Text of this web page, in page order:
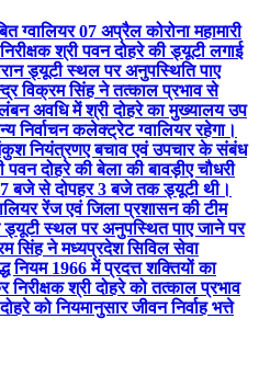
ग्वालियर 07 अप्रैल कोरोना महामारी
श्री पवन दोहरे की ड्यूटी लगाई
ड्यूटी स्थल पर अनुपस्थिति पाए
विक्रम सिंह ने तत्काल प्रभाव से
अवधि में श्री दोहरे का मुख्यालय उप
निर्वाचन कलेक्ट्रेट ग्वालियर रहेगा।
अंकुश नियंत्रणए बचाव एवं उपचार के संबंध
पवन दोहरे की बेला की बावड़ीए चौधरी
7 बजे से दोपहर 3 बजे तक ड्यूटी थी।
रेंज एवं जिला प्रशासन की टीम
ड्यूटी स्थल पर अनुपस्थित पाए जाने पर
सिंह ने मध्यप्रदेश सिविल सेवा
नियम 1966 में प्रदत्त शक्तियों का
श्री दोहरे को तत्काल प्रभाव
को नियमानुसार जीवन निर्वाह भत्ते